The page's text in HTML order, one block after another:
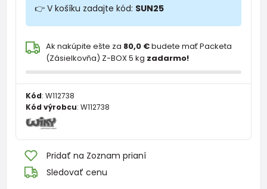
👉 V košíku zadajte kód: SUN25
Ak nakúpite ešte za 80,0 €budete mať Packeta
(Zásielkovňa) Z-BOX 5 kg zadarmo!
Kód: W112738
Kód výrobcu: W112738
Pridať na Zoznam prianí
Sledovať cenu